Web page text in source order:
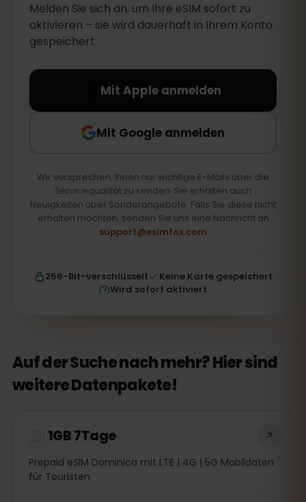
Melden Sie sich an, um Ihre eSIM sofort zu
aktivieren – sie wird dauerhaft in Ihrem Konto
gespeichert.
Mit Apple anmelden
Mit Google anmelden
Wir versprechen, Ihnen nur wichtige E-Mails über die
Servicequalität zu senden. Sie erhalten auch
Neuigkeiten über Sonderangebote. Falls Sie diese nicht
erhalten möchten, senden Sie uns eine Nachricht an
support@esimfox.com
256-Bit-verschlüsselt
Keine Karte gespeichert
Wird sofort aktiviert
Auf der Suche nach mehr? Hier sind
weitere Datenpakete!
1GB 7Tage
Prepaid eSIM Dominica mit LTE | 4G | 5G Mobildaten
für Touristen